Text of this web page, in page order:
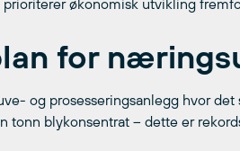
økonomisk utvikling
for
og prosesseringsanlegg hvor
tonn blykonsentrat – dette er